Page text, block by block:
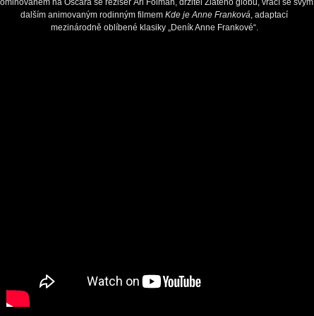
na Oscara se režisér Ari Folman, držitel Zlatého glóbu, vrací se svým
dalším animovaným rodinným filmem Kde je Anne Franková, adaptací
mezinárodně oblíbené klasiky „Deník Anne Frankové“.